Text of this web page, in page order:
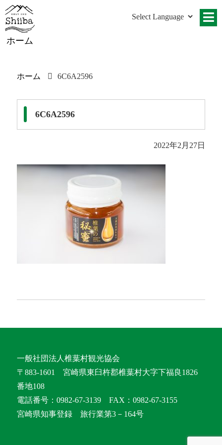
ホーム
ホーム 6C6A2596
6C6A2596
2022年2月27日
一般社団法人椎葉村観光協会
〒883-1601 宮崎県東臼杵郡椎葉村大字下福良1826
番地108
電話番号：0982-67-3139 FAX：0982-67-3155
宮崎県知事登録 旅行業第3－164号